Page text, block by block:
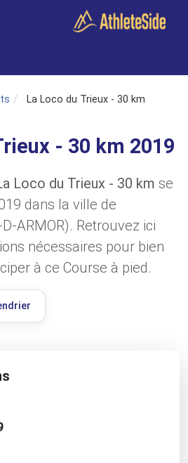
La Loco du Trieux - 30 km
- 30 km 2019
Loco du Trieux - 30 km se
dans la ville de
ARMOR). Retrouvez ici
nécessaires pour bien
à ce Course à pied.